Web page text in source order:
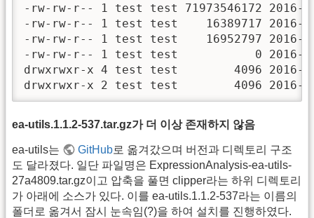
-rw-rw-r-- 1 test test 71973546172 2016-
-rw-rw-r-- 1 test test    16389717 2016-
-rw-rw-r-- 1 test test    16952797 2016-
-rw-rw-r-- 1 test test           0 2016-11-
drwxrwxr-x 4 test test        4096 2016-
drwxrwxr-x 2 test test        4096 2016-
ea-utils.1.1.2-537.tar.gz가 더 이상 존재하지 않음
ea-utils는 GitHub로 옮겨갔으며 버전과 디렉토리 구조
도 달라졌다. 일단 파일명은 ExpressionAnalysis-ea-utils-
27a4809.tar.gz이고 압축을 풀면 clipper라는 하위 디렉토리
가 아래에 소스가 있다. 이를 ea-utils.1.1.2-537라는 이름의
폴더로 옮겨서 잠시 눈속임(?)을 하여 설치를 진행하였다.